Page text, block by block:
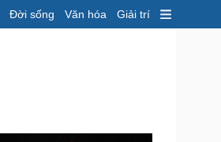
Đời sống Văn hóa Giải trí
Giá cà phê